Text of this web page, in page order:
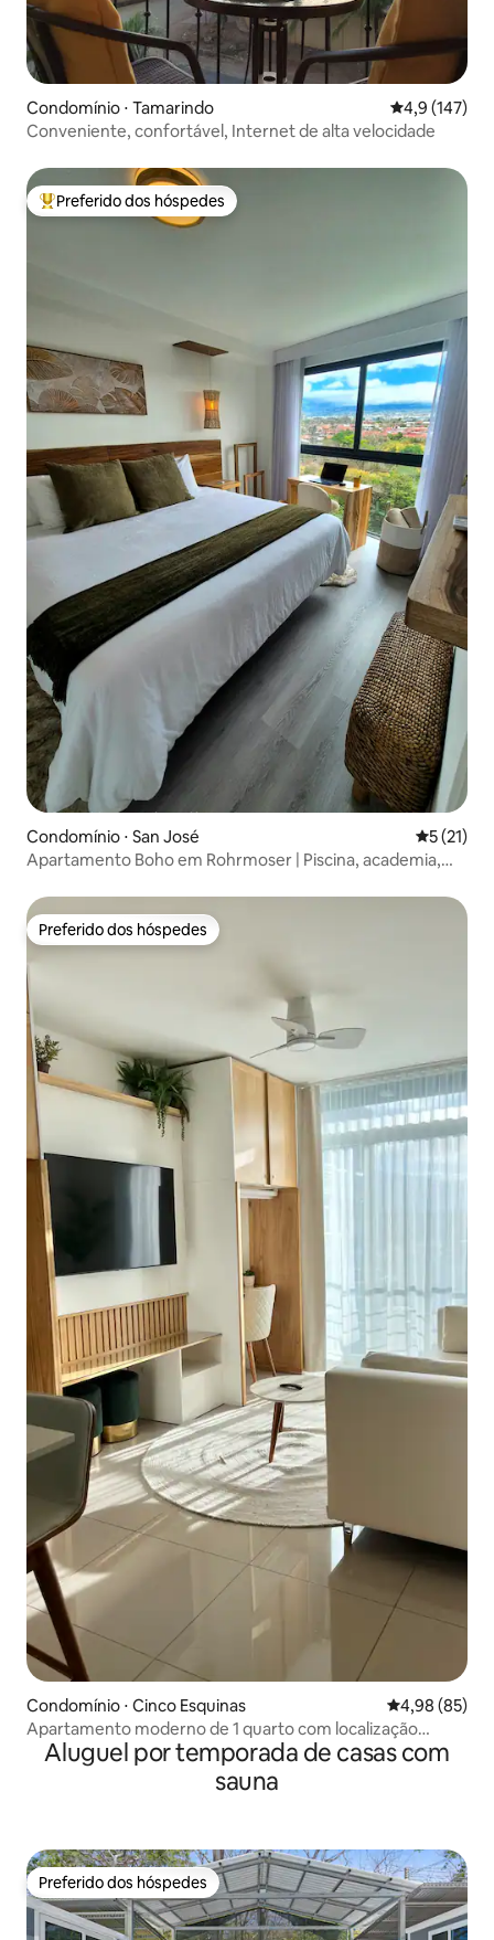
Condomínio ⋅ Tamarindo 4,9 de uma
4,9 (147)
Conveniente, confortável, Internet de alta velocidade
Entre os melhores preferidos dos hóspedes
Preferido dos hóspedes
Condomínio ⋅ San José 5 de uma
5 (21)
Apartamento Boho em Rohrmoser | Piscina, academia,
Preferido dos hóspedes
Preferido dos hóspedes
Condomínio ⋅ Cinco Esquinas 4,98 de uma
4,98 (85)
Apartamento moderno de 1 quarto com localização
central (vistas+piscina)
Aluguel por temporada de casas com
sauna
Preferido dos hóspedes
Preferido dos hóspedes